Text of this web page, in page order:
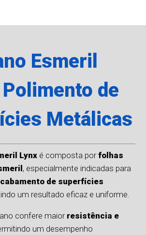
Esmeril
de
Metálicas
Lynx é composta porfolhas
, especialmente indicadas para
de superfícies
um resultado eficaz e uniforme.
confere maior resistência e
um desempenho